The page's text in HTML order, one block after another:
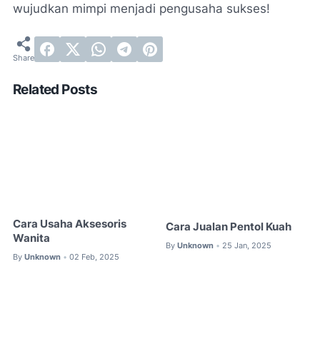
wujudkan mimpi menjadi pengusaha sukses!
Related Posts
Cara Usaha Aksesoris
Wanita
By Unknown • 02 Feb, 2025
Cara Jualan Pentol Kuah
By Unknown • 25 Jan, 2025